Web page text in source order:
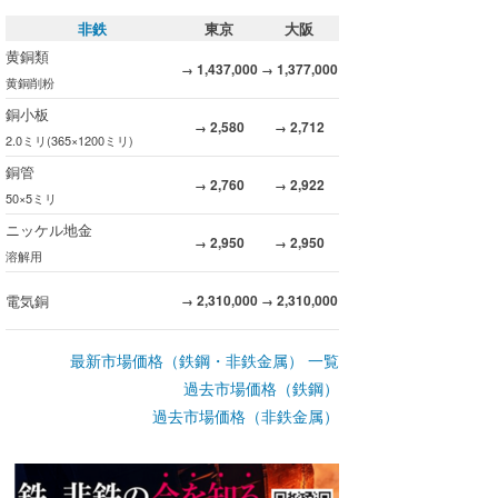
非鉄 東京
大阪
黄銅類
黄銅削粉
→ 1,437,000 → 1,377,000
銅小板
2.0ミリ(365×1200ミリ)
→ 2,580 → 2,712
銅管
50×5ミリ
→ 2,760 → 2,922
ニッケル地金
溶解用
→ 2,950 → 2,950
電気銅 → 2,310,000 → 2,310,000
最新市場価格（鉄鋼・非鉄金属） 一覧
過去市場価格（鉄鋼）
過去市場価格（非鉄金属）